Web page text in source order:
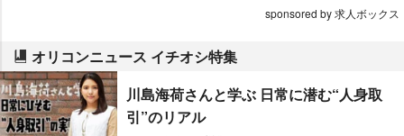
sponsored by 求人ボックス
オリコンニュース イチオシ特集
川島海荷さんと学ぶ 日常に潜む“人身取
引”のリアル